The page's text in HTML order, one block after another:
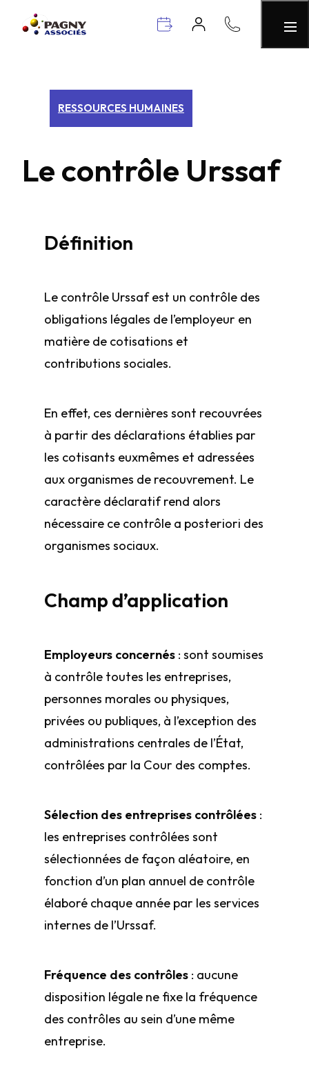
RESSOURCES HUMAINES
Le contrôle Urssaf
Définition
Le contrôle Urssaf est un contrôle des
obligations légales de l’employeur en
matière de cotisations et
contributions sociales.
En effet, ces dernières sont recouvrées
à partir des déclarations établies par
les cotisants eux­mêmes et adressées
aux organismes de recouvrement. Le
caractère déclaratif rend alors
nécessaire ce contrôle a posteriori des
organismes sociaux.
Champ d’application
Employeurs concernés : sont soumises
à contrôle toutes les entreprises,
personnes morales ou physiques,
privées ou publiques, à l’exception des
administrations centrales de l’État,
contrôlées par la Cour des comptes.
Sélection des entreprises contrôlées :
les entreprises contrôlées sont
sélectionnées de façon aléatoire, en
fonction d’un plan annuel de contrôle
élaboré chaque année par les services
internes de l’Urssaf.
Fréquence des contrôles : aucune
disposition légale ne fixe la fréquence
des contrôles au sein d’une même
entreprise.